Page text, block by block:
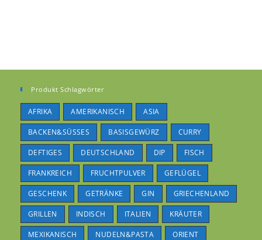
Produkt Schlagwörter
AFRIKA AMERIKANISCH ASIA
BACKEN&SÜSSES BASISGEWÜRZ CURRY
DEFTIGES DEUTSCHLAND DIP FISCH
FRANKREICH FRUCHTPULVER GEFLÜGEL
GESCHENK GETRÄNKE GIN GRIECHENLAND
GRILLEN INDISCH ITALIEN KRÄUTER
MEXIKANISCH NUDELN&PASTA ORIENT